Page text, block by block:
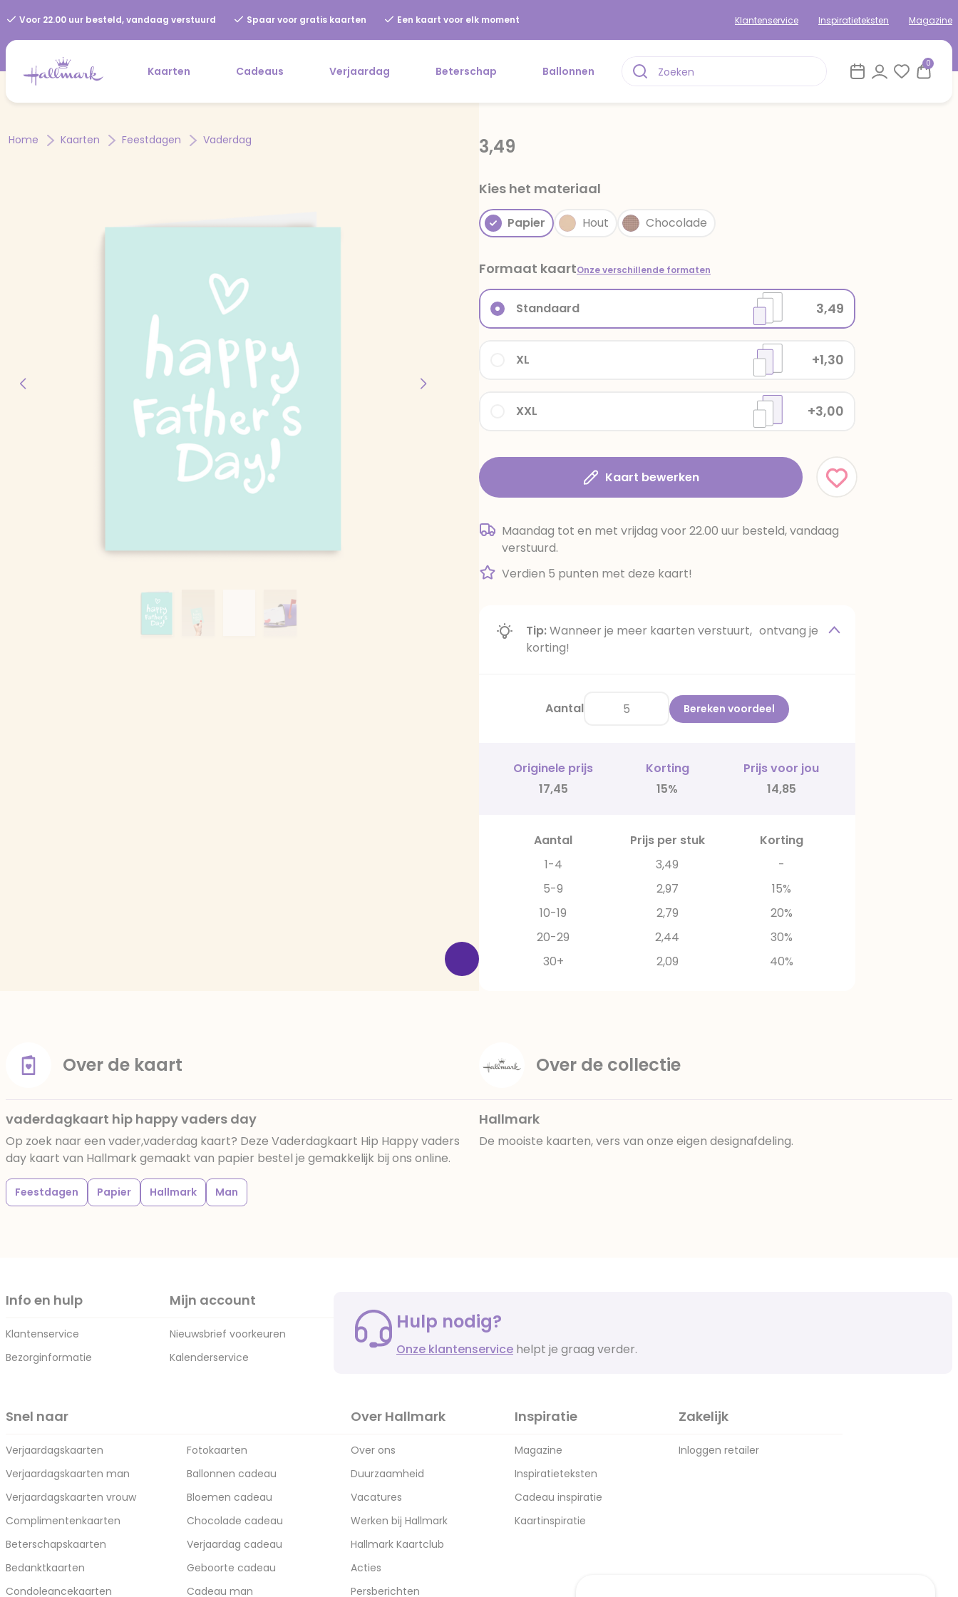
Voor 22.00 uur besteld, vandaag verstuurd Spaar voor gratis kaarten Een kaart voor elk moment Klantenservice Inspiratieteksten Magazine
Kaarten Cadeaus Verjaardag Beterschap Ballonnen
0
Home Kaarten Feestdagen Vaderdag 3,49
Kies het materiaal
Papier Hout Chocolade
Formaat kaartOnze verschillende formaten
XXL +3,00
XL +1,30
Standaard 3,49
Kaart bewerken
Maandag tot en met vrijdag voor 22.00 uur besteld, vandaag
verstuurd.
Verdien 5 punten met deze kaart!
Tip:Wanneer je meer kaarten verstuurt, ontvang je
korting!
Aantal Bereken voordeel
Originele prijs Korting
Prijs voor jou
17,45
15% 14,85
Aantal Prijs per stuk
Korting
1-4
3,49
-
5-9
2,97
15%
10-19
2,79
20%
20-29
2,44
30%
30+
2,09 40%
Over de kaart
vaderdagkaart hip happy vaders day
Op zoek naar een vader,vaderdag kaart? Deze Vaderdagkaart Hip Happy vaders
day kaart van Hallmark gemaakt van papier bestel je gemakkelijk bij ons online.
Feestdagen Papier Hallmark Man
Over de collectie
Hallmark
De mooiste kaarten, vers van onze eigen designafdeling.
Info en hulp
Klantenservice
Bezorginformatie
Mijn account
Nieuwsbrief voorkeuren
Kalenderservice
Hulp nodig?
Onze klantenservice helpt je graag verder.
Snel naar
Verjaardagskaarten
Verjaardagskaarten man
Verjaardagskaarten vrouw
Complimentenkaarten
Beterschapskaarten
Bedanktkaarten
Condoleancekaarten
Fotokaarten
Ballonnen cadeau
Bloemen cadeau
Chocolade cadeau
Verjaardag cadeau
Geboorte cadeau
Cadeau man
Over Hallmark
Over ons
Duurzaamheid
Vacatures
Werken bij Hallmark
Hallmark Kaartclub
Acties
Persberichten
Inspiratie
Magazine
Inspiratieteksten
Cadeau inspiratie
Kaartinspiratie
Zakelijk
Inloggen retailer